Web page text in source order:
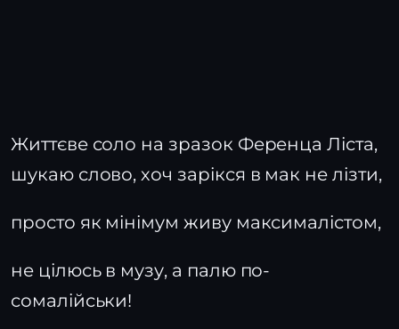
Життєве соло на зразок Ференца Ліста,
шукаю слово, хоч зарікся в мак не лізти,
просто як мінімум живу максималістом,
не цілюсь в музу, а палю по-
сомалійськи!